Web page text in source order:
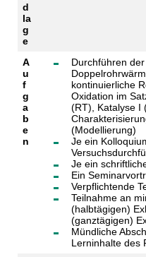
d
la
g
e
A
u
f
g
a
b
e
n
Durchführen
kontinuierliche
Oxidation im
(RT), Katalyse I
(Modellierung)
Je ein
Je ein
Ein
Verpflichtende
Teilnahme an
(halbtägigen)
(ganztägigen)
Mündliche
Lerninhalte des